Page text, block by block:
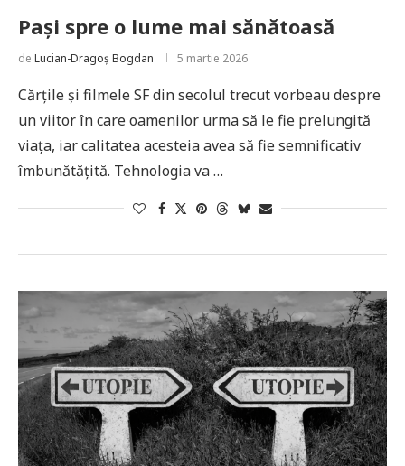
Pași spre o lume mai sănătoasă
de Lucian-Dragoș Bogdan 5 martie 2026
Cărțile și filmele SF din secolul trecut vorbeau despre
un viitor în care oamenilor urma să le fie prelungită
viața, iar calitatea acesteia avea să fie semnificativ
îmbunătățită. Tehnologia va …